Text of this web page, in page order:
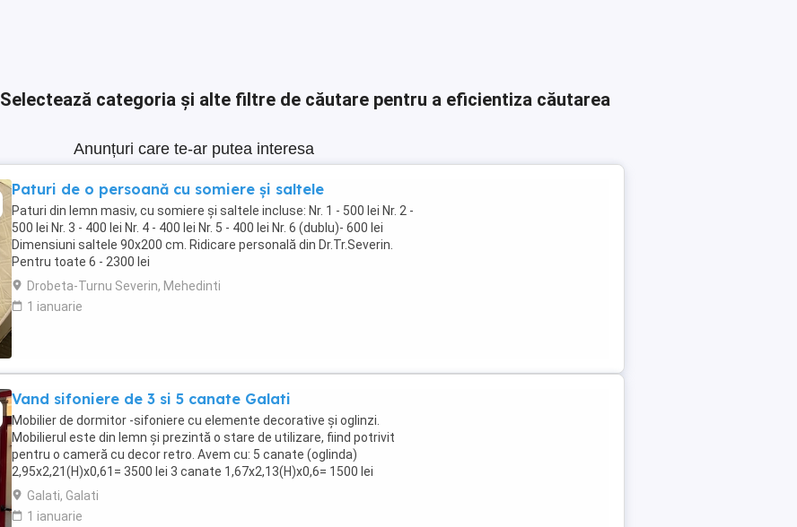
Selectează categoria și alte filtre de căutare pentru a eficientiza căutarea
Anunțuri care te-ar putea interesa
Paturi de o persoană cu somiere și saltele
Paturi din lemn masiv, cu somiere și saltele incluse: Nr. 1 - 500 lei Nr. 2 -
500 lei Nr. 3 - 400 lei Nr. 4 - 400 lei Nr. 5 - 400 lei Nr. 6 (dublu)- 600 lei
Dimensiuni saltele 90x200 cm. Ridicare personală din Dr.Tr.Severin.
Pentru toate 6 - 2300 lei
Drobeta-Turnu Severin, Mehedinti
1 ianuarie
Vand sifoniere de 3 si 5 canate Galati
Mobilier de dormitor -sifoniere cu elemente decorative și oglinzi.
Mobilierul este din lemn și prezintă o stare de utilizare, fiind potrivit
pentru o cameră cu decor retro. Avem cu: 5 canate (oglinda)
2,95x2,21(H)x0,61= 3500 lei 3 canate 1,67x2,13(H)x0,6= 1500 lei
Galati, Galati
1 ianuarie